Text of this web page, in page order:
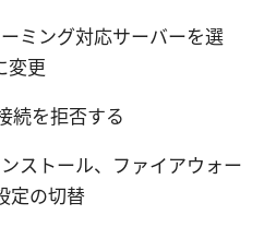
ミング対応サーバーを選
変更
続を拒否する
ストール、ファイアウォー
定の切替